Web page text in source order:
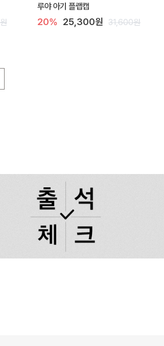
루야 아기 플랩캡
20% 25,300원 31,600원